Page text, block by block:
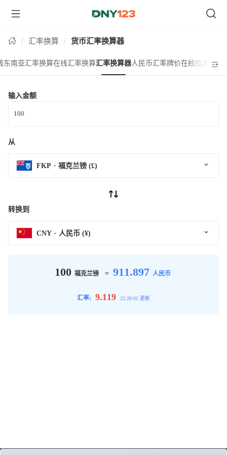
台湾
汇率换算 货币汇率换算器
东南亚汇率换算在线汇率换算汇率换算器人民币汇率牌价在线拉美汇率
输入金额
从
FKP 福克兰镑 (£)
转换到
CNY 人民币 (¥)
100 福克兰镑 = 911.897 人民币
汇率: 9.119 22:20:01 更新